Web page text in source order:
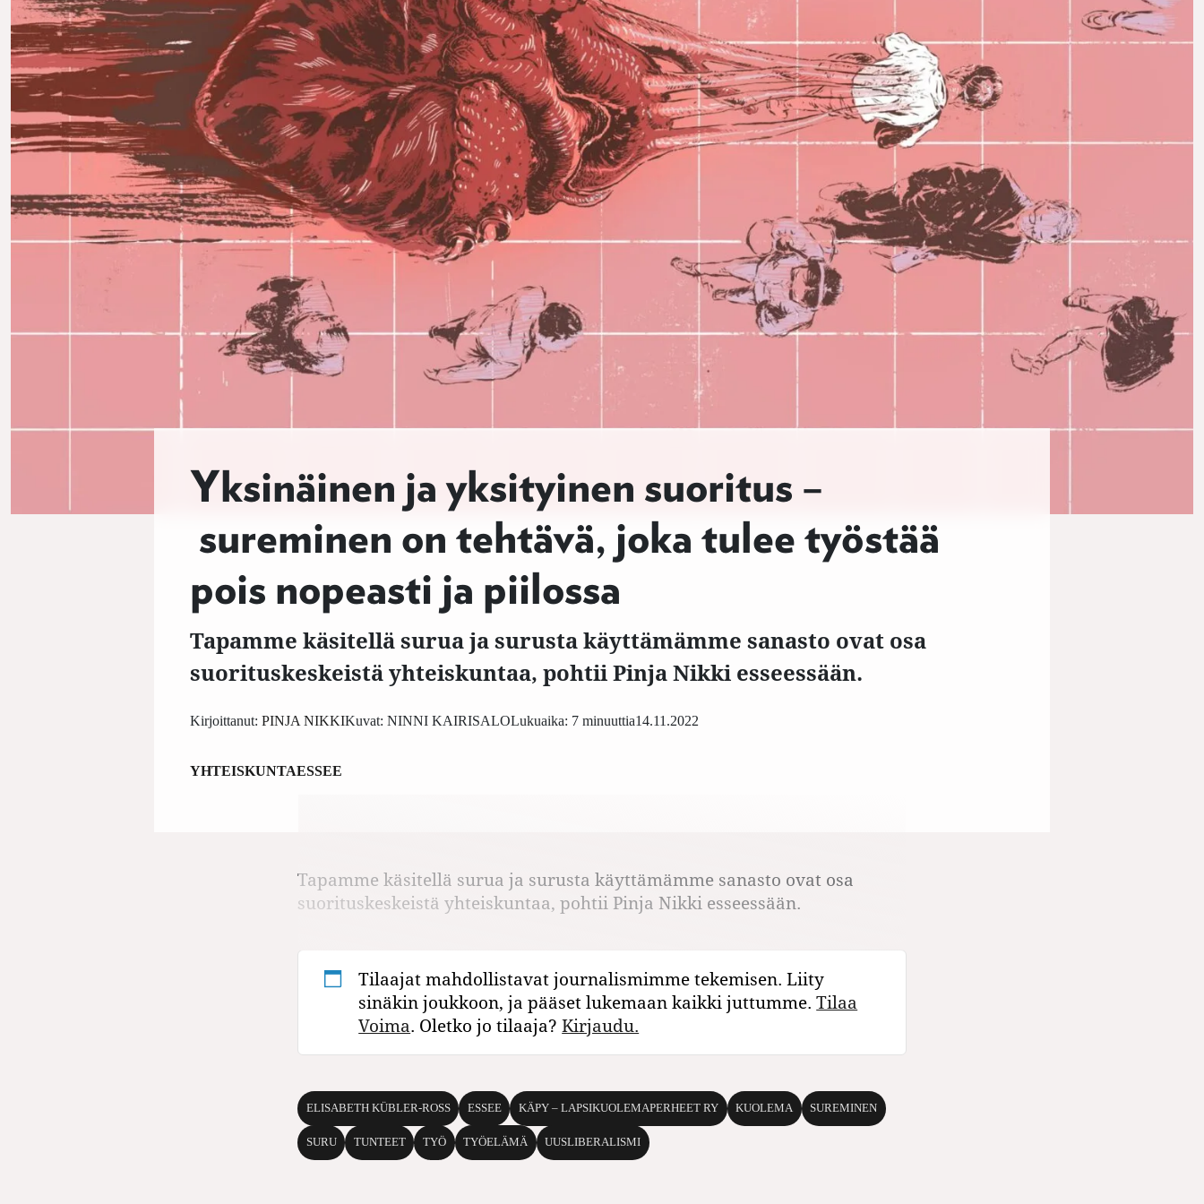
Yksinäinen ja yksityinen suoritus –
sureminen on tehtävä, joka tulee työstää
pois nopeasti ja piilossa
Tapamme käsitellä surua ja surusta käyttämämme sanasto ovat osa
suorituskeskeistä yhteiskuntaa, pohtii Pinja Nikki esseessään.
14.11.2022
Kirjoittanut: PINJA NIKKIKuvat: NINNI KAIRISALOLukuaika: 7 minuuttia
YHTEISKUNTAESSEE
Tapamme käsitellä surua ja surusta käyttämämme sanasto ovat osa
suorituskeskeistä yhteiskuntaa, pohtii Pinja Nikki esseessään.
Tilaajat mahdollistavat journalismimme tekemisen. Liity
sinäkin joukkoon, ja pääset lukemaan kaikki juttumme.Tilaa
Voima. Oletko jo tilaaja?Kirjaudu.
ELISABETH KÜBLER-ROSS ESSEE KÄPY – LAPSIKUOLEMAPERHEET RY KUOLEMA SUREMINEN
SURU TUNTEET TYÖ TYÖELÄMÄ UUSLIBERALISMI